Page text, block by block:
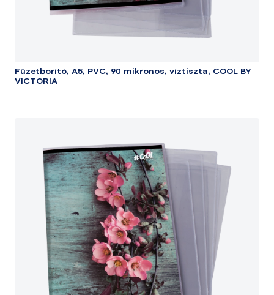
Füzetborító, A5, PVC, 90 mikronos, víztiszta, COOL BY
VICTORIA